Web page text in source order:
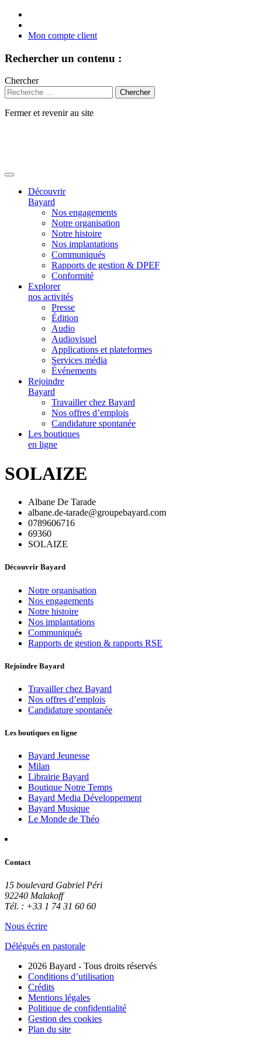
Mon compte client
Rechercher un contenu :
Chercher
Fermer et revenir au site
Découvrir
Bayard
Nos engagements
Notre organisation
Notre histoire
Nos implantations
Communiqués
Rapports de gestion & DPEF
Conformité
Explorer
nos activités
Presse
Édition
Audio
Audiovisuel
Applications et plateformes
Services média
Événements
Rejoindre
Bayard
Travailler chez Bayard
Nos offres d’emplois
Candidature spontanée
Les boutiques
en ligne
SOLAIZE
Albane De Tarade
albane.de-tarade@groupebayard.com
0789606716
69360
SOLAIZE
Découvrir Bayard
Notre organisation
Nos engagements
Notre histoire
Nos implantations
Communiqués
Rapports de gestion & rapports RSE
Rejoindre Bayard
Travailler chez Bayard
Nos offres d’emplois
Candidature spontanée
Les boutiques en ligne
Bayard Jeunesse
Milan
Librairie Bayard
Boutique Notre Temps
Bayard Media Développement
Bayard Musique
Le Monde de Théo
Contact
15 boulevard Gabriel Péri
92240 Malakoff
Tél. : +33 1 74 31 60 60
Nous écrire
Délégués en pastorale
2026 Bayard - Tous droits réservés
Conditions d’utilisation
Crédits
Mentions légales
Politique de confidentialité
Gestion des cookies
Plan du site